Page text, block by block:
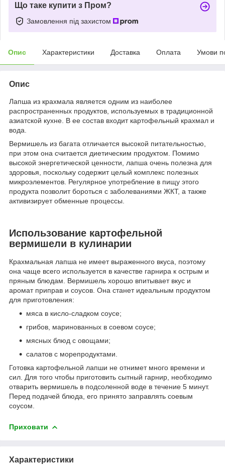
Що таке купити з Пром?
Замовлення під захистом
Опис Характеристики Доставка Оплата Умови
Опис
Лапша из крахмала является одним из наиболее
распространенных продуктов, используемых в традиционной
азиатской кухне. В ее состав входит картофельный крахмал и
вода.
Вермишель из багата отличается высокой питательностью,
при этом она считается диетическим продуктом. Помимо
высокой энергетической ценности, лапша очень полезна для
здоровья, поскольку содержит целый комплекс полезных
микроэлементов. Регулярное употребление в пищу этого
продукта позволит бороться с заболеваниями ЖКТ, а также
активизирует обменные процессы.
Использование картофельной
вермишели в кулинарии
Крахмальная лапша не имеет выраженного вкуса, поэтому
она чаще всего используется в качестве гарнира к острым и
пряным блюдам. Вермишель хорошо впитывает вкус и
аромат приправ и соусов. Она станет идеальным продуктом
для приготовления:
мяса в кисло-сладком соусе;
грибов, маринованных в соевом соусе;
мясных блюд с овощами;
салатов с морепродуктами.
Готовка картофельной лапши не отнимет много времени и
сил. Для того чтобы приготовить сытный гарнир, необходимо
отварить вермишель в подсоленной воде в течение 5 минут.
Перед подачей блюда, его принято заправлять соевым
соусом.
Приховати
Характеристики